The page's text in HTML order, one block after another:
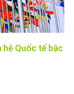
hệ Quốc tế bậc